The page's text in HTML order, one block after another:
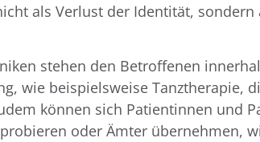
als Verlust der Identität, sondern
stehen den Betroffenen
wie beispielsweise Tanztherapie,
können sich Patientinnen und
oder Ämter übernehmen,